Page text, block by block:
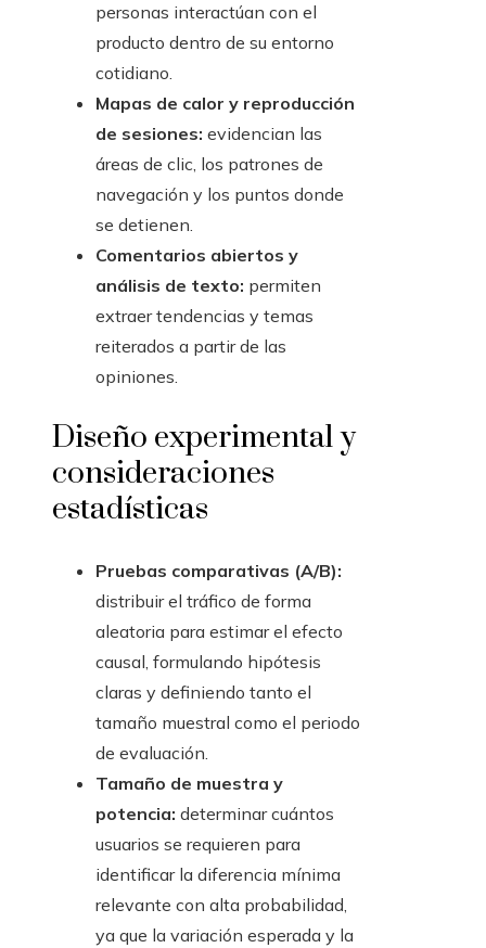
personas interactúan con el
producto dentro de su entorno
cotidiano.
Mapas de calor y reproducción
de sesiones: evidencian las
áreas de clic, los patrones de
navegación y los puntos donde
se detienen.
Comentarios abiertos y
análisis de texto: permiten
extraer tendencias y temas
reiterados a partir de las
opiniones.
Diseño experimental y
consideraciones
estadísticas
Pruebas comparativas (A/B):
distribuir el tráfico de forma
aleatoria para estimar el efecto
causal, formulando hipótesis
claras y definiendo tanto el
tamaño muestral como el periodo
de evaluación.
Tamaño de muestra y
potencia: determinar cuántos
usuarios se requieren para
identificar la diferencia mínima
relevante con alta probabilidad,
ya que la variación esperada y la